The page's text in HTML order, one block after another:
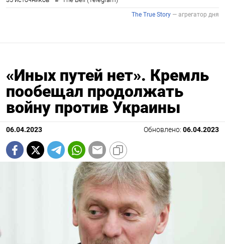
«Иных путей нет». Кремль
пообещал продолжать
войну против Украины
06.04.2023 Обновлено: 06.04.2023